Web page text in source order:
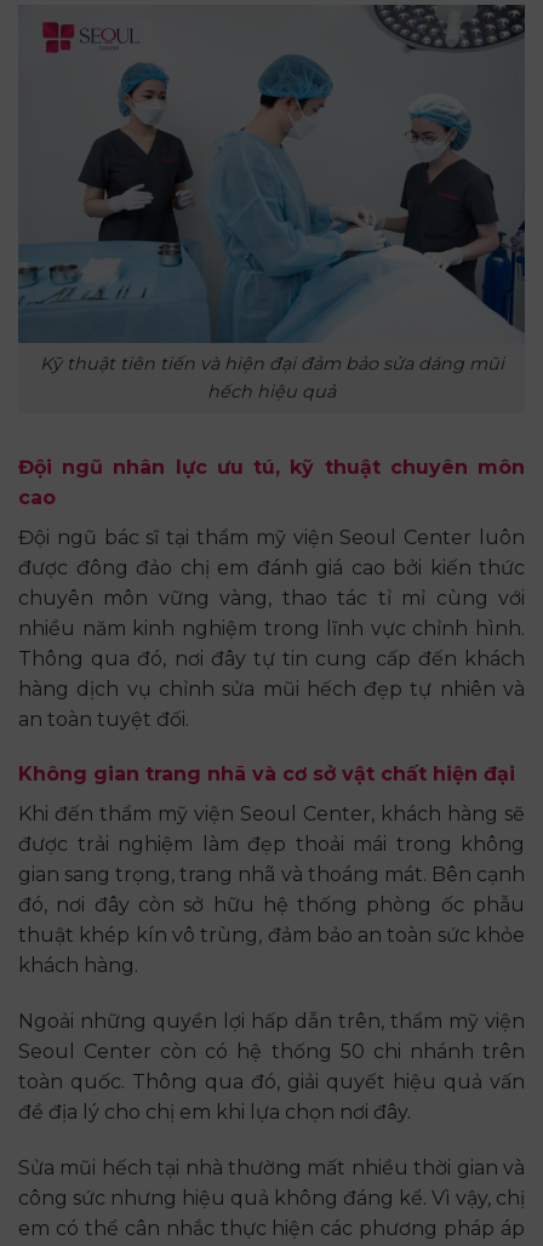
Kỹ thuật tiên tiến và hiện đại đảm bảo sửa dáng mũi
hếch hiệu quả
Đội ngũ nhân lực ưu tú, kỹ thuật chuyên môn
cao
Đội ngũ bác sĩ tại thẩm mỹ viện Seoul Center luôn
được đông đảo chị em đánh giá cao bởi kiến thức
chuyên môn vững vàng, thao tác tỉ mỉ cùng với
nhiều năm kinh nghiệm trong lĩnh vực chỉnh hình.
Thông qua đó, nơi đây tự tin cung cấp đến khách
hàng dịch vụ chỉnh sửa mũi hếch đẹp tự nhiên và
an toàn tuyệt đối.
Không gian trang nhã và cơ sở vật chất hiện đại
Khi đến thẩm mỹ viện Seoul Center, khách hàng sẽ
được trải nghiệm làm đẹp thoải mái trong không
gian sang trọng, trang nhã và thoáng mát. Bên cạnh
đó, nơi đây còn sở hữu hệ thống phòng ốc phẫu
thuật khép kín vô trùng, đảm bảo an toàn sức khỏe
khách hàng.
Ngoải những quyền lợi hấp dẫn trên, thẩm mỹ viện
Seoul Center còn có hệ thống 50 chi nhánh trên
toàn quốc. Thông qua đó, giải quyết hiệu quả vấn
đề địa lý cho chị em khi lựa chọn nơi đây.
Sửa mũi hếch tại nhà thường mất nhiều thời gian và
công sức nhưng hiệu quả không đáng kể. Vì vậy, chị
em có thể cân nhắc thực hiện các phương pháp áp